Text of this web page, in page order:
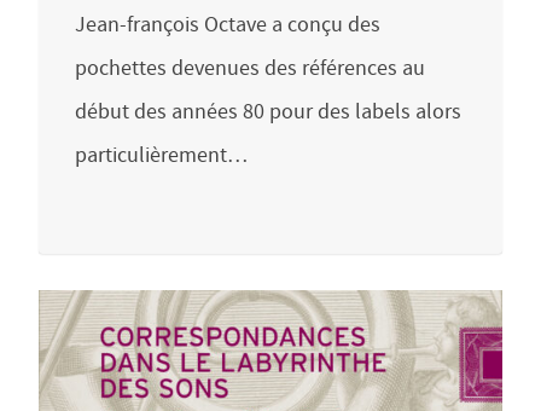
Jean-françois Octave a conçu des
pochettes devenues des références au
début des années 80 pour des labels alors
particulièrement…